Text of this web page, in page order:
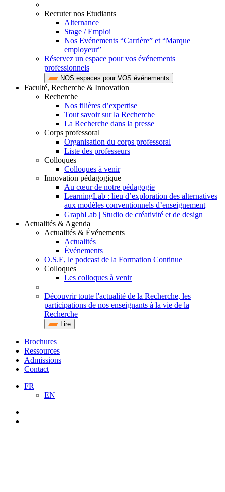
Recruter nos Etudiants
Alternance
Stage / Emploi
Nos Evénements “Carrière” et “Marque
employeur”
Réservez un espace pour vos événements
professionnels
NOS espaces pour VOS événements
Faculté, Recherche & Innovation
Recherche
Nos filières d’expertise
Tout savoir sur la Recherche
La Recherche dans la presse
Corps professoral
Organisation du corps professoral
Liste des professeurs
Colloques
Colloques à venir
Innovation pédagogique
Au cœur de notre pédagogie
LearningLab : lieu d’exploration des alternatives
aux modèles conventionnels d’enseignement
GraphLab | Studio de créativité et de design
Actualités & Agenda
Actualités & Événements
Actualités
Événements
O.S.E, le podcast de la Formation Continue
Colloques
Les colloques à venir
Découvrir toute l'actualité de la Recherche, les
participations de nos enseignants à la vie de la
Recherche
Lire
Brochures
Ressources
Admissions
Contact
FR
EN